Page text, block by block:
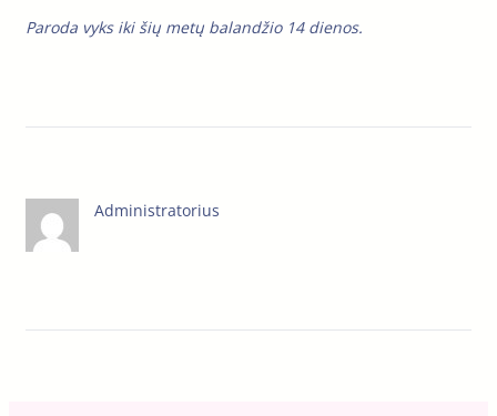
Paroda vyks iki šių metų balandžio 14 dienos.
Administratorius